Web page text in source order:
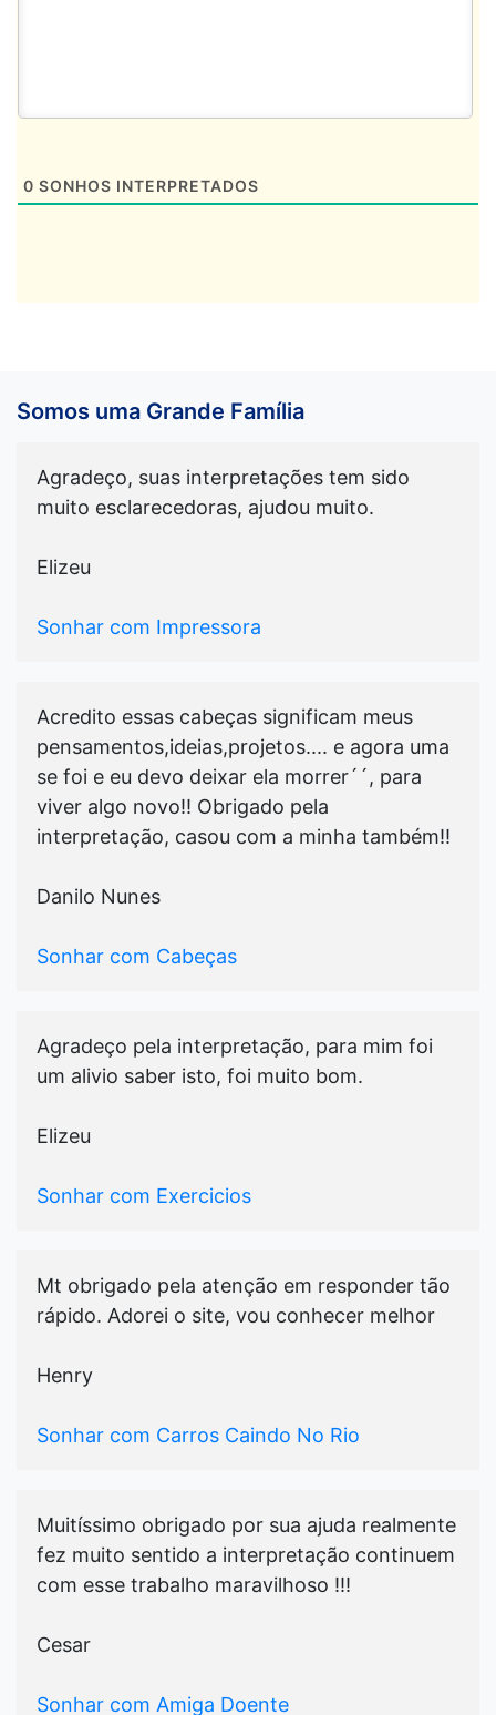
0 SONHOS INTERPRETADOS
Somos uma Grande Família
Agradeço, suas interpretações tem sido
muito esclarecedoras, ajudou muito.
Elizeu
Sonhar com Impressora
Acredito essas cabeças significam meus
pensamentos,ideias,projetos.... e agora uma
se foi e eu devo deixar ela morrer´´, para
viver algo novo!! Obrigado pela
interpretação, casou com a minha também!!
Danilo Nunes
Sonhar com Cabeças
Agradeço pela interpretação, para mim foi
um alivio saber isto, foi muito bom.
Elizeu
Sonhar com Exercicios
Mt obrigado pela atenção em responder tão
rápido. Adorei o site, vou conhecer melhor
Henry
Sonhar com Carros Caindo No Rio
Muitíssimo obrigado por sua ajuda realmente
fez muito sentido a interpretação continuem
com esse trabalho maravilhoso !!!
Cesar
Sonhar com Amiga Doente